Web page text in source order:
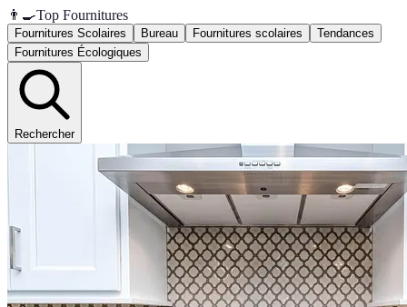
👨‍🍳Top Fournitures
Fournitures Scolaires Bureau Fournitures scolaires
Tendances
Fournitures Écologiques
Rechercher